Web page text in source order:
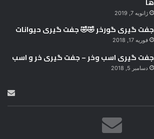
ژانویه 7, 2019
جفت گیری گورخر 🤣🤣 جفت گیری حیوانات
فوریه 17, 2018
جفت گیری اسب وخر – جفت گیری خر و اسب
دسامبر 5, 2018